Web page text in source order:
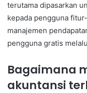
terutama dipasarkan
kepada pengguna
manajemen
pengguna gratis
Bagaimana
akuntansi